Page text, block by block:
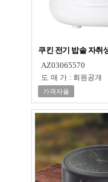
쿠킨 전기 밥솥 자취
AZ03065570
도매가 : 회원공개
가격자율